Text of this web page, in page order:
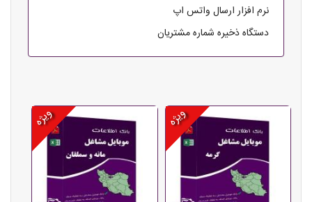
نرم افزار ارسال واتس اپ
دستگاه ذخیره شماره مشتریان
ویژه ویژه